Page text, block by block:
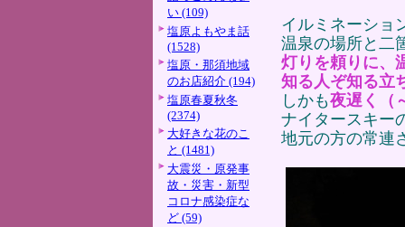
い (109)
塩原よもやま話
(1528)
塩原・那須地域
のお店紹介 (194)
塩原春夏秋冬
(2374)
大好きな花のこ
と (1481)
大震災・原発事
故・災害・新型
コロナ感染症な
ど (59)
イルミネーショ
温泉の場所と二
灯りを頼りに、
知る人ぞ知る立
しかも夜遅く（
ナイタースキー
地元の方の常連